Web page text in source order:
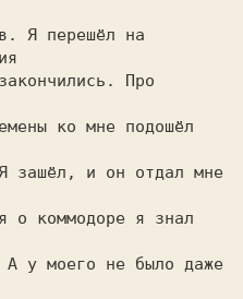
Я перешёл на
Про
ко мне подошёл
зашёл, и он отдал мне
о коммодоре я знал
А у моего не было даже